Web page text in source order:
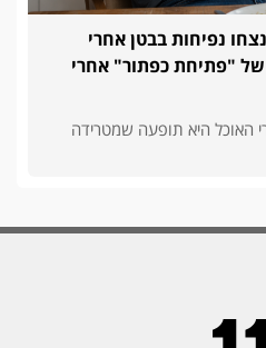
נפיחות בבטן אחרי
של "פתיחת כפתור" אחרי
האוכל היא תופעה שמטרידה